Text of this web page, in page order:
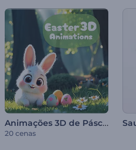
Animações 3D de Páscoa
20 cenas